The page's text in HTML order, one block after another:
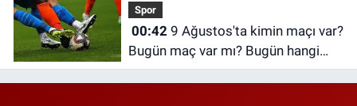
Spor
00:429 Ağustos'ta kimin maçı var?
Bugün maç var mı? Bugün hangi
maçlar var?